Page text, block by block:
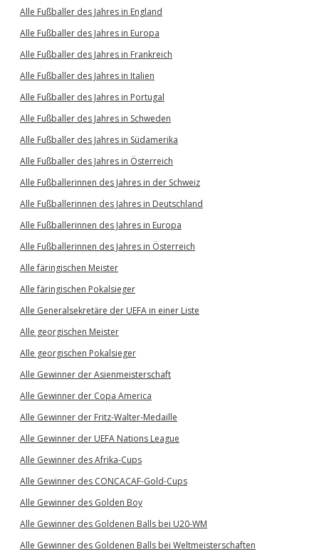
Alle Fußballer des Jahres in England
Alle Fußballer des Jahres in Europa
Alle Fußballer des Jahres in Frankreich
Alle Fußballer des Jahres in Italien
Alle Fußballer des Jahres in Portugal
Alle Fußballer des Jahres in Schweden
Alle Fußballer des Jahres in Südamerika
Alle Fußballer des Jahres in Österreich
Alle Fußballerinnen des Jahres in der Schweiz
Alle Fußballerinnen des Jahres in Deutschland
Alle Fußballerinnen des Jahres in Europa
Alle Fußballerinnen des Jahres in Österreich
Alle färingischen Meister
Alle färingischen Pokalsieger
Alle Generalsekretäre der UEFA in einer Liste
Alle georgischen Meister
Alle georgischen Pokalsieger
Alle Gewinner der Asienmeisterschaft
Alle Gewinner der Copa America
Alle Gewinner der Fritz-Walter-Medaille
Alle Gewinner der UEFA Nations League
Alle Gewinner des Afrika-Cups
Alle Gewinner des CONCACAF-Gold-Cups
Alle Gewinner des Golden Boy
Alle Gewinner des Goldenen Balls bei U20-WM
Alle Gewinner des Goldenen Balls bei Weltmeisterschaften